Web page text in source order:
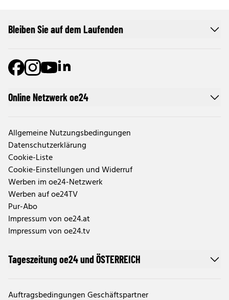
Online Netzwerk oe24
Allgemeine Nutzungsbedingungen
Datenschutzerklärung
Cookie-Liste
Cookie-Einstellungen und Widerruf
Werben im oe24-Netzwerk
Werben auf oe24TV
Pur-Abo
Impressum von oe24.at
Impressum von oe24.tv
Tageszeitung oe24 und ÖSTERREICH
Auftragsbedingungen Geschäftspartner
Bleiben Sie auf dem Laufenden